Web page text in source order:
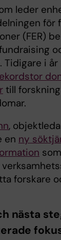
leder
för
(FER)
Tidigare i
till
,
en ny
forskare
nästa